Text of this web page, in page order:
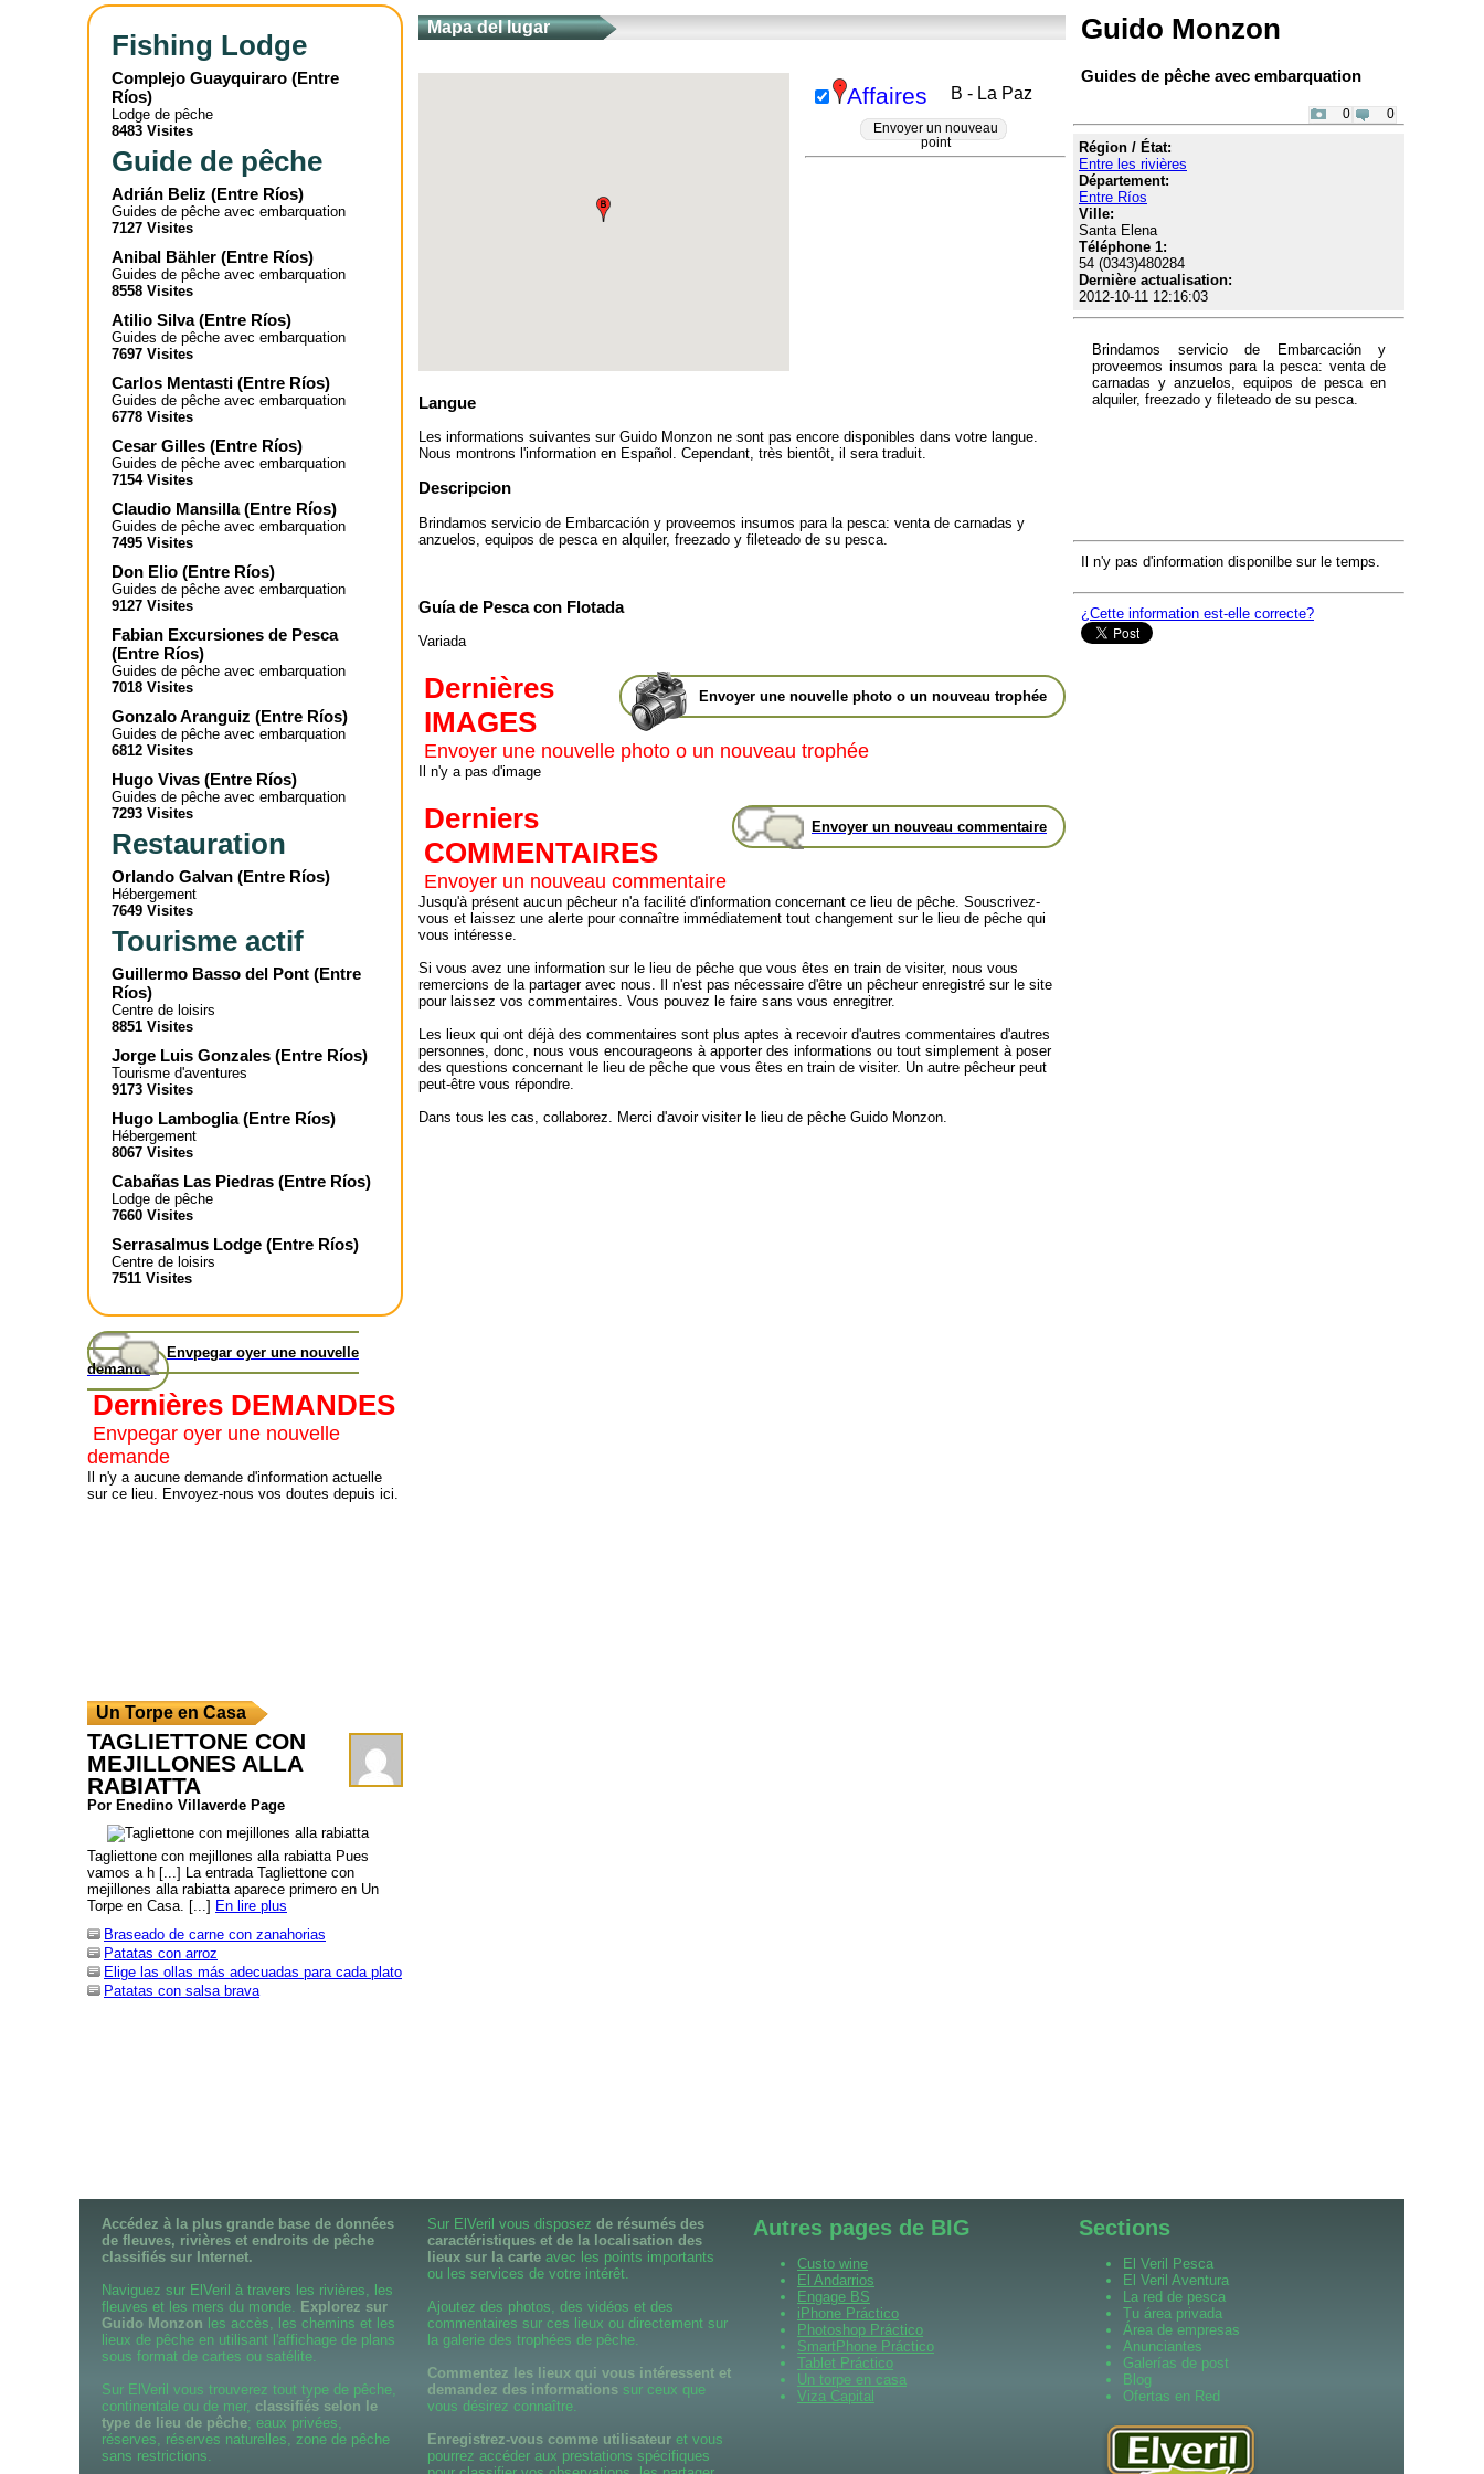
Fishing Lodge
Complejo Guayquiraro (Entre
Ríos)
Lodge de pêche
8483 Visites
Guide de pêche
Adrián Beliz (Entre Ríos)
Guides de pêche avec embarquation
7127 Visites
Anibal Bähler (Entre Ríos)
Guides de pêche avec embarquation
8558 Visites
Atilio Silva(Entre Ríos)
Guides de pêche avec embarquation
7697 Visites
Carlos Mentasti (Entre Ríos)
Guides de pêche avec embarquation
6778 Visites
Cesar Gilles (Entre Ríos)
Guides de pêche avec embarquation
7154 Visites
Claudio Mansilla(Entre Ríos)
Guides de pêche avec embarquation
7495 Visites
Don Elio (Entre Ríos)
Guides de pêche avec embarquation
9127 Visites
Fabian Excursiones de Pesca
(Entre Ríos)
Guides de pêche avec embarquation
7018 Visites
Gonzalo Aranguiz (Entre Ríos)
Guides de pêche avec embarquation
6812 Visites
Hugo Vivas (Entre Ríos)
Guides de pêche avec embarquation
7293 Visites
Restauration
Orlando Galvan (Entre Ríos)
Hébergement
7649 Visites
Tourisme actif
Guillermo Basso del Pont (Entre
Ríos)
Centre de loisirs
8851 Visites
Jorge Luis Gonzales (Entre Ríos)
Tourisme d'aventures
9173 Visites
Hugo Lamboglia(Entre Ríos)
Hébergement
8067 Visites
Cabañas Las Piedras (Entre Ríos)
Lodge de pêche
7660 Visites
Serrasalmus Lodge (Entre Ríos)
Centre de loisirs
7511 Visites
Envpegar oyer une nouvelle
demande
Dernières DEMANDES
Envpegar oyer une nouvelle
demande
Il n'y a aucune demande d'information actuelle
sur ce lieu. Envoyez-nous vos doutes depuis ici.
Un Torpe en Casa
TAGLIETTONE CON
MEJILLONES ALLA
RABIATTA
Por Enedino Villaverde Page
Tagliettone con mejillones alla rabiatta Pues
vamos a h [...] La entrada Tagliettone con
mejillones alla rabiatta aparece primero en Un
Torpe en Casa. [...] En lire plus
Braseado de carne con zanahorias
Patatas con arroz
Elige las ollas más adecuadas para cada plato
Patatas con salsa brava
Mapa del lugar
Affaires B - La Paz
Envoyer un nouveau
point
Langue
Les informations suivantes sur Guido Monzon ne sont pas encore disponibles dans votre langue.
Nous montrons l'information en Español. Cependant, très bientôt, il sera traduit.
Descripcion
Brindamos servicio de Embarcación y proveemos insumos para la pesca: venta de carnadas y
anzuelos, equipos de pesca en alquiler, freezado y fileteado de su pesca.
Guía de Pesca con Flotada
Variada
Envoyer une nouvelle photo o un nouveau trophée
Dernières
IMAGES
Envoyer une nouvelle photo o un nouveau trophée
Il n'y a pas d'image
Envoyer un nouveau commentaire
Derniers
COMMENTAIRES
Envoyer un nouveau commentaire
Jusqu'à présent aucun pêcheur n'a facilité d'information concernant ce lieu de pêche. Souscrivez-
vous et laissez une alerte pour connaître immédiatement tout changement sur le lieu de pêche qui
vous intéresse.
Si vous avez une information sur le lieu de pêche que vous êtes en train de visiter, nous vous
remercions de la partager avec nous. Il n'est pas nécessaire d'être un pêcheur enregistré sur le site
pour laissez vos commentaires. Vous pouvez le faire sans vous enregitrer.
Les lieux qui ont déjà des commentaires sont plus aptes à recevoir d'autres commentaires d'autres
personnes, donc, nous vous encourageons à apporter des informations ou tout simplement à poser
des questions concernant le lieu de pêche que vous êtes en train de visiter. Un autre pêcheur peut
peut-être vous répondre.
Dans tous les cas, collaborez. Merci d'avoir visiter le lieu de pêche Guido Monzon.
Guido Monzon
Guides de pêche avec embarquation
0
0
Région / État:
Entre les rivières
Département:
Entre Ríos
Ville:
Santa Elena
Téléphone 1:
54 (0343)480284
Dernière actualisation:
2012-10-11 12:16:03
Brindamos servicio de Embarcación y
proveemos insumos para la pesca: venta de
carnadas y anzuelos, equipos de pesca en
alquiler, freezado y fileteado de su pesca.
Il n'y pas d'information disponilbe sur le temps.
¿Cette information est-elle correcte?
Accédez à la plus grande base de données
de fleuves, rivières et endroits de pêche
classifiés sur Internet.
Naviguez sur ElVeril à travers les rivières, les
fleuves et les mers du monde. Explorez sur
Guido Monzon les accès, les chemins et les
lieux de pêche en utilisant l'affichage de plans
sous format de cartes ou satélite.
Sur ElVeril vous trouverez tout type de pêche,
continentale ou de mer, classifiés selon le
type de lieu de pêche; eaux privées,
réserves, réserves naturelles, zone de pêche
sans restrictions.
Sur ElVeril vous disposez de résumés des
caractéristiques et de la localisation des
lieux sur la carte avec les points importants
ou les services de votre intérêt.
Ajoutez des photos, des vidéos et des
commentaires sur ces lieux ou directement sur
la galerie des trophées de pêche.
Commentez les lieux qui vous intéressent et
demandez des informations sur ceux que
vous désirez connaître.
Enregistrez-vous comme utilisateur et vous
pourrez accéder aux prestations spécifiques
Autres pages de BIG
Custo wine
El Andarrios
Engage BS
iPhone Práctico
Photoshop Práctico
SmartPhone Práctico
Tablet Práctico
Un torpe en casa
Viza Capital
Sections
El Veril Pesca
El Veril Aventura
La red de pesca
Tu área privada
Área de empresas
Anunciantes
Galerías de post
Blog
Ofertas en Red